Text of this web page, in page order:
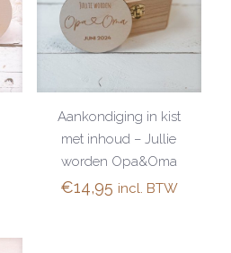
Aankondiging in kist
met inhoud – Jullie
worden Opa&Oma
€14,95 incl. BTW